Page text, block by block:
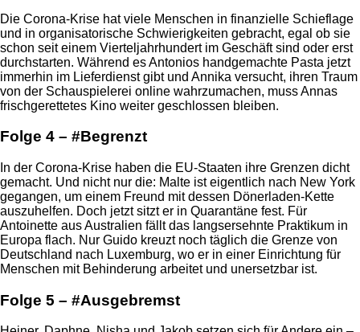
Die Corona-Krise hat viele Menschen in finanzielle Schieflage
und in organisatorische Schwierigkeiten gebracht, egal ob sie
schon seit einem Vierteljahrhundert im Geschäft sind oder erst
durchstarten. Während es Antonios handgemachte Pasta jetzt
immerhin im Lieferdienst gibt und Annika versucht, ihren Traum
von der Schauspielerei online wahrzumachen, muss Annas
frischgerettetes Kino weiter geschlossen bleiben.
Folge 4 – #Begrenzt
In der Corona-Krise haben die EU-Staaten ihre Grenzen dicht
gemacht. Und nicht nur die: Malte ist eigentlich nach New York
gegangen, um einem Freund mit dessen Dönerladen-Kette
auszuhelfen. Doch jetzt sitzt er in Quarantäne fest. Für
Antoinette aus Australien fällt das langsersehnte Praktikum in
Europa flach. Nur Guido kreuzt noch täglich die Grenze von
Deutschland nach Luxemburg, wo er in einer Einrichtung für
Menschen mit Behinderung arbeitet und unersetzbar ist.
Folge 5 – #Ausgebremst